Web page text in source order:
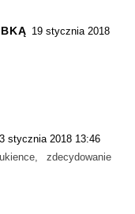
19 stycznia 2018
stycznia 2018 13:46
zdecydowanie